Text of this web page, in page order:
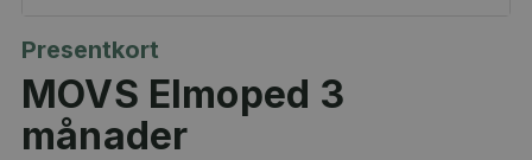
Presentkort
MOVS Elmoped 3
månader